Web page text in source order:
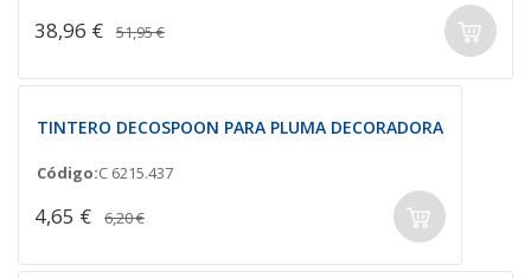
38,96 € 51,95 €
TINTERO DECOSPOON PARA PLUMA DECORADORA
Código:C 6215.437
4,65 € 6,20 €